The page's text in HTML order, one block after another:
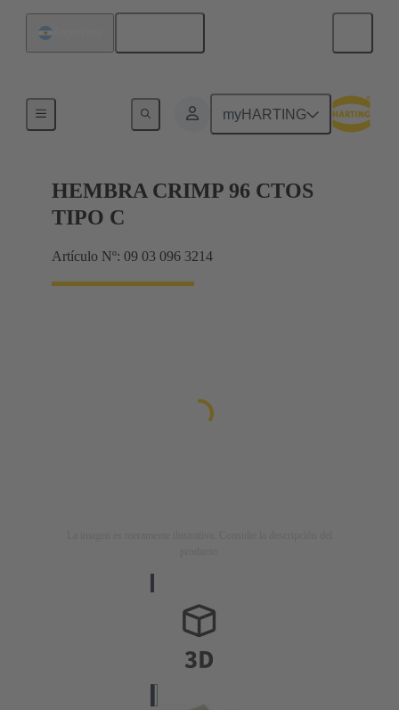
myHARTING
HEMBRA CRIMP 96 CTOS
TIPO C
Artículo Nº: 09 03 096 3214